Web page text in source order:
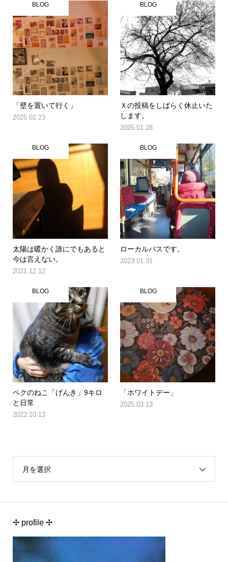
BLOG
「壁を置いて行く」
2025.02.23
BLOG
Ｘの投稿をしばらく休止いた
します。
2025.01.28
BLOG
太陽は暖かく誰にでもあると
今は言えない。
2021.12.12
BLOG
ローカルバスです。
2023.01.31
BLOG
ペクのねこ「げんき」9キロ
と日常
2022.10.13
BLOG
「ホワイトデー」
2025.03.13
月を選択
✢ profile ✢